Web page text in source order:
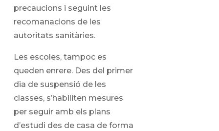
precaucions i seguint les
recomanacions de les
autoritats sanitàries.
Les escoles, tampoc es
queden enrere. Des del primer
dia de suspensió de les
classes, s’habiliten mesures
per seguir amb els plans
d’estudi des de casa de forma